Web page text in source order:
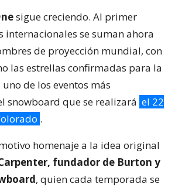
sigue creciendo. Al primer
internacionales se suman ahora
de proyección mundial, con
las estrellas confirmadas para la
de los eventos más
snowboard que se realizará el 22
.
homenaje a la idea original
fundador de Burton y
, quien cada temporada se